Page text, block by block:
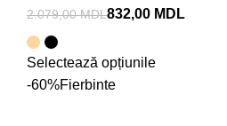
2.079,00MDL832,00 MDL
Selectează opțiunile
-60%Fierbinte